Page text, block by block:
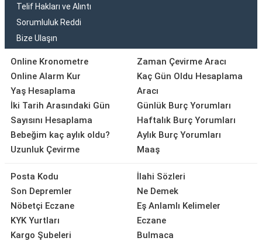
Telif Hakları ve Alıntı
Sorumluluk Reddi
Bize Ulaşın
Online Kronometre
Online Alarm Kur
Yaş Hesaplama
İki Tarih Arasındaki Gün
Sayısını Hesaplama
Bebeğim kaç aylık oldu?
Uzunluk Çevirme
Zaman Çevirme Aracı
Kaç Gün Oldu Hesaplama
Aracı
Günlük Burç Yorumları
Haftalık Burç Yorumları
Aylık Burç Yorumları
Maaş
Posta Kodu
Son Depremler
Nöbetçi Eczane
KYK Yurtları
Kargo Şubeleri
İlahi Sözleri
Ne Demek
Eş Anlamlı Kelimeler
Eczane
Bulmaca